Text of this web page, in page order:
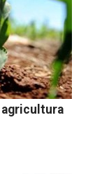
agricultura